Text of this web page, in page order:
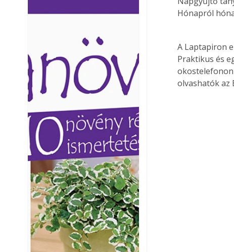
Ezermester lapszámai.
Laptapir kényelmes
Hónapról
A Laptapiron
Praktikus és
olvashatók az